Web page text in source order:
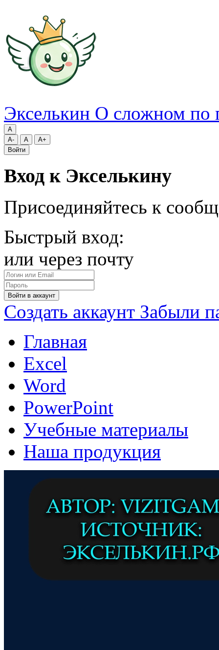
Экселькин О сложном по
A
A-
A
A+
Войти
Вход к Экселькину
Присоединяйтесь к
Быстрый вход:
или через почту
Войти в аккаунт
Создать аккаунт Забыли
Главная
Excel
Word
PowerPoint
Учебные материалы
Наша продукция